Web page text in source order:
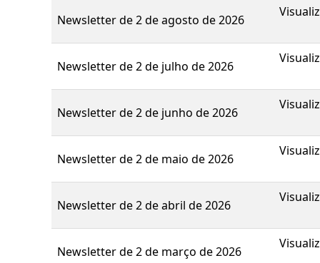
Newsletter de 2 de agosto de 2026
Newsletter de 2 de julho de 2026
Newsletter de 2 de junho de 2026
Newsletter de 2 de maio de 2026
Newsletter de 2 de abril de 2026
Newsletter de 2 de março de 2026